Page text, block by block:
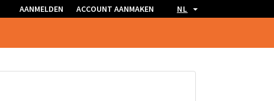
AANMELDEN ACCOUNT AANMAKEN NL